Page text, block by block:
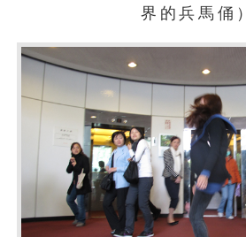
界的兵馬俑）